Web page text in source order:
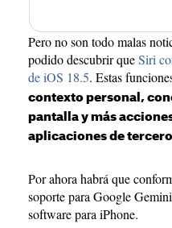
Pero no son todo malas
podido descubrir queSiri
de iOS 18.5. Estas
contexto personal,
pantalla y más
aplicaciones de
Por ahora habrá que
soporte para Google
software para iPhone.